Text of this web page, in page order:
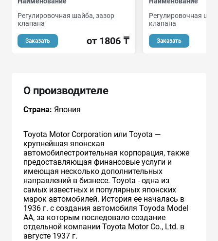
Регулировочная шайба, зазор
клапана
Заказать от 1806 ₸
Регулировочная
клапана
Заказать
О производителе
Страна: Япония
Toyota Motor Corporation или Toyota —
крупнейшая японская
автомобилестроительная корпорация, также
предоставляющая финансовые услуги и
имеющая несколько дополнительных
направлений в бизнесе. Toyota - одна из
самых известных и популярных японских
марок автомобилей. История ее началась в
1936 г. с создания автомобиля Toyoda Model
AA, за которым последовало создание
отдельной компании Toyota Motor Co., Ltd. в
августе 1937 г.